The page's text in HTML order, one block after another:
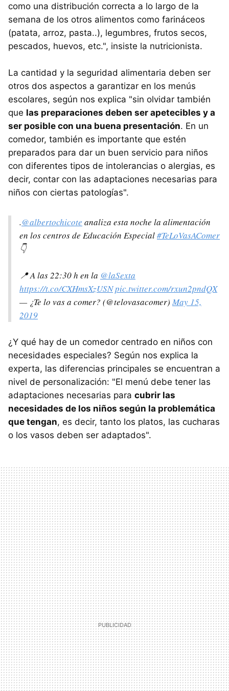
como una distribución correcta a lo largo de la
semana de los otros alimentos como farináceos
(patata, arroz, pasta..), legumbres, frutos secos,
pescados, huevos, etc.", insiste la nutricionista.
La cantidad y la seguridad alimentaria deben ser
otros dos aspectos a garantizar en los menús
escolares, según nos explica "sin olvidar también
que las preparaciones deben ser apetecibles y a
ser posible con una buena presentación. En un
comedor, también es importante que estén
preparados para dar un buen servicio para niños
con diferentes tipos de intolerancias o alergias, es
decir, contar con las adaptaciones necesarias para
niños con ciertas patologías".
.@albertochicote analiza esta noche la alimentación
en los centros de Educación Especial#TeLoVasAComer
👇
📍 A las 22:30 h en la @laSexta
https://t.co/CXHmsXzUSNpic.twitter.com/rxun2pndQX
— ¿Te lo vas a comer? (@telovasacomer) May 15,
2019
¿Y qué hay de un comedor centrado en niños con
necesidades especiales? Según nos explica la
experta, las diferencias principales se encuentran a
nivel de personalización: "El menú debe tener las
adaptaciones necesarias para cubrir las
necesidades de los niños según la problemática
que tengan, es decir, tanto los platos, las cucharas
o los vasos deben ser adaptados".